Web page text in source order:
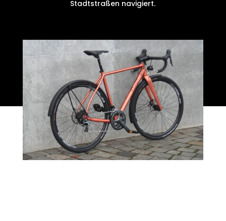
Stadtstraßen navigiert.